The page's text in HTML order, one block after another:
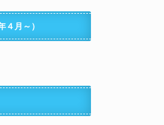
４月～）